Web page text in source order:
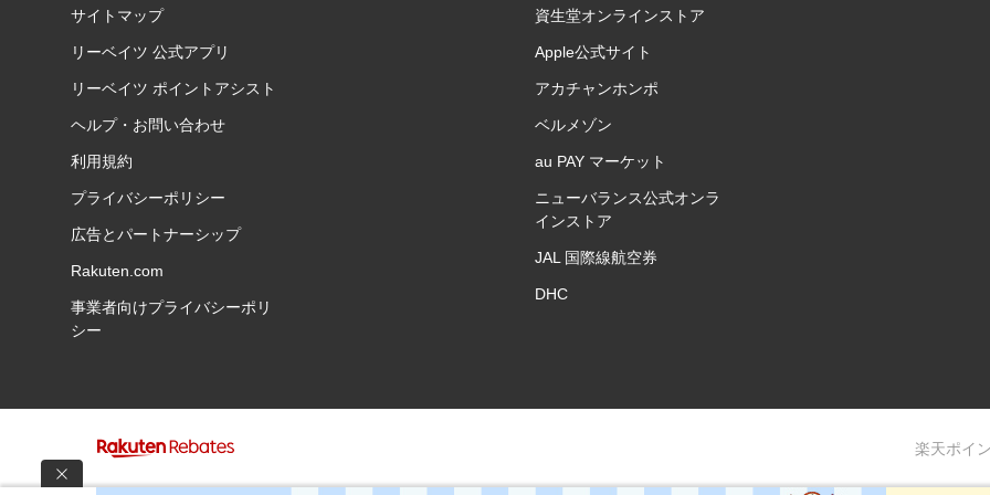
サイトマップ
リーベイツ 公式アプリ
リーベイツ ポイントアシスト
ヘルプ・お問い合わせ
利用規約
プライバシーポリシー
広告とパートナーシップ
Rakuten.com
事業者向けプライバシーポリ
シー
資生堂オンラインストア
Apple公式サイト
アカチャンホンポ
ベルメゾン
au PAY マーケット
ニューバランス公式オンラ
インストア
JAL 国際線航空券
DHC
楽天ポイ